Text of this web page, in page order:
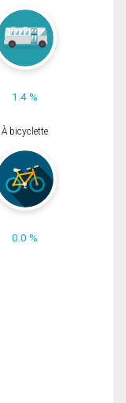
1.4 %
À bicyclette
0.0 %